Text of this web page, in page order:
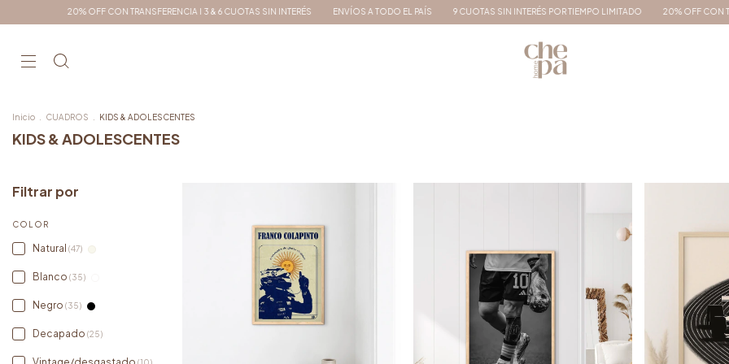
I 3 & 6 CUOTAS SIN INTERÉS ENVÍOS A TODO EL PAÍS 9 CUOTAS SIN INTERÉS POR TIEMPO LIMITADO 20% OFF CON TRANSFERENCIA I 3 & 6 CUOTAS SIN
Inicio CUADROS KIDS & ADOLESCENTES
KIDS & ADOLESCENTES
Filtrar por
COLOR
Natural (47)
Blanco (35)
Negro (35)
Decapado (25)